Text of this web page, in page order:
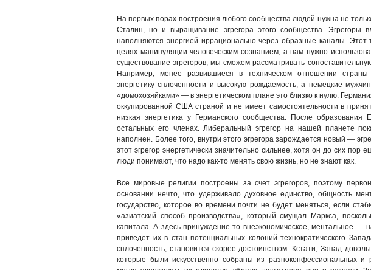
На первых порах построения любого сообщества людей нужна не
Сталин, но и выращивание эгрегора этого сообщества.
наполняются энергией иррационально через образные каналы. Этот
целях манипуляции человеческим сознанием, а нам нужно
существование эгрегоров, мы сможем рассматривать
Например, менее развившиеся в техническом отношении
энергетику сплоченности и высокую рождаемость, а немецкие
«домохозяйками» — в энергетическом плане это близко к нулю.
оккупированной США страной и не имеет самостоятельности в
низкая энергетика у Германского сообщества. После
остальных его членах. Либеральный эгрегор на нашей планете
наполнен. Более того, внутри этого эгрегора зарождается новый —
этот эгрегор энергетически значительно сильнее, хотя он до сих
люди понимают, что надо как-то менять свою жизнь, но не знают как.
Все мировые религии построены за счет эгрегоров, поэтому
основании нечто, что удерживало духовное единство, общность
государство, которое во времени почти не будет меняться, если
«азиатский способ производства», который смущал Маркса,
капитала. А здесь принуждение-то внеэкономическое, ментальное —
приведет их в стан потенциальных колоний технократического
сплоченность, становится скорее достоинством. Кстати, Запад
которые были искусственно собраны из разноконфессиональных и